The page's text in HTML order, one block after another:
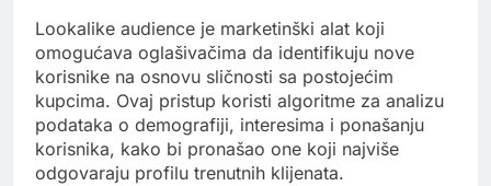
Lookalike audience je marketinški alat koji
omogućava oglašivačima da identifikuju nove
korisnike na osnovu sličnosti sa postojećim
kupcima. Ovaj pristup koristi algoritme za analizu
podataka o demografiji, interesima i ponašanju
korisnika, kako bi pronašao one koji najviše
odgovaraju profilu trenutnih klijenata.